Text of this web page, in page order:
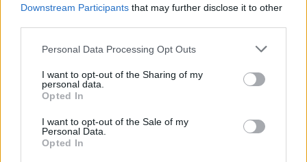
Downstream Participants that may further disclose it to other
Please note that this website/app uses one or more Google
not limited to your visit or usage behaviour. You may click to
grant or deny consent to Google and its third-party tags to
use your data for below specified purposes in below Google
consent section.
Personal Data Processing Opt Outs
I want to opt-out of the Sharing of my
personal data.
Opted In
I want to opt-out of the Sale of my
Personal Data.
Opted In
Καθυστερημένη εκσπερμάτιση: Tο χάπι που βοήθησε
Ένα αποτελεσματικό «γυναικείο» χάπι κατάφερε να
δώσει λύση σε έναν 28χρονο με απίστευτη δυσκολία
17.07.2024, 20:44